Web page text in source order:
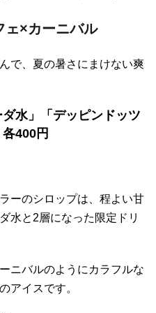
ェ×カーニバル
で、夏の暑さにまけない爽
ダ水」「デッピンドッツ
400円
ーのシロップは、程よい甘
水と2層になった限定ドリ
ニバルのようにカラフルな
アイスです。